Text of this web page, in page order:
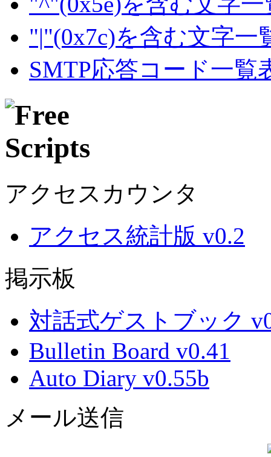
"|"(0x7c)を含む文字一
SMTP応答コード一覧
アクセスカウンタ
アクセス統計版 v0.2
掲示板
対話式ゲストブック
Bulletin Board v0.41
Auto Diary v0.55b
メール送信